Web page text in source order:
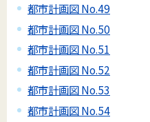
都市計画図 No.49
都市計画図 No.50
都市計画図 No.51
都市計画図 No.52
都市計画図 No.53
都市計画図 No.54